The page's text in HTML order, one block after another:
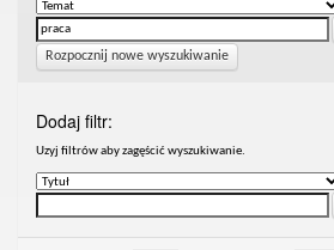
Rozpocznij nowe wyszukiwanie
Dodaj filtr:
Uzyj filtrów aby zagęścić wyszukiwanie.